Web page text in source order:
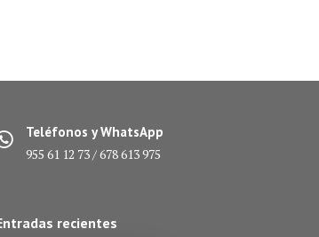
Teléfonos y WhatsApp
955 61 12 73 / 678 613 975
recientes